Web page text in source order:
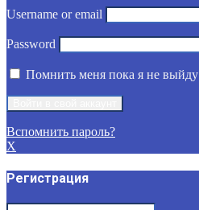
Username or email
Password
Помнить меня пока я не выйду
Вспомнить пароль?
X
Регистрация